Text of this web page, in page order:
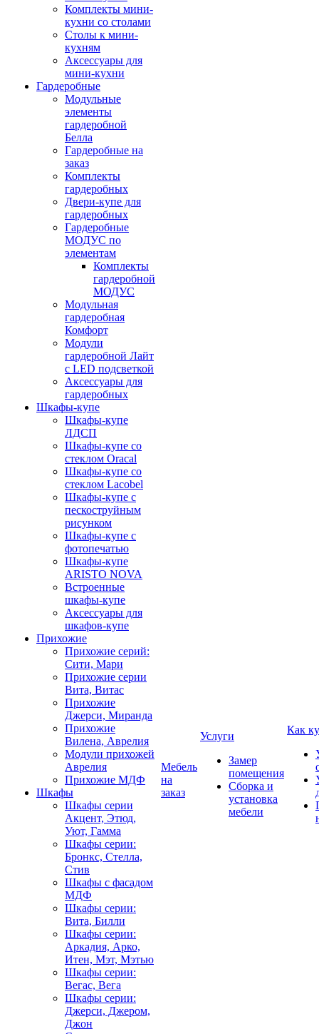
Комплекты мини-
кухни со столами
Столы к мини-
кухням
Аксессуары для
мини-кухни
Гардеробные
Модульные
элементы
гардеробной
Белла
Гардеробные на
заказ
Комплекты
гардеробных
Двери-купе для
гардеробных
Гардеробные
МОДУС по
элементам
Комплекты
гардеробной
МОДУС
Модульная
гардеробная
Комфорт
Модули
гардеробной Лайт
с LED подсветкой
Аксессуары для
гардеробных
Шкафы-купе
Шкафы-купе
ЛДСП
Шкафы-купе со
стеклом Oracal
Шкафы-купе со
стеклом Lacobel
Шкафы-купе с
пескоструйным
рисунком
Шкафы-купе с
фотопечатью
Шкафы-купе
ARISTO NOVA
Встроенные
шкафы-купе
Аксессуары для
шкафов-купе
Прихожие
Прихожие серий:
Сити, Мари
Прихожие серии
Вита, Витас
Прихожие
Джерси, Миранда
Прихожие
Вилена, Аврелия
Модули прихожей
Аврелия
Прихожие МДФ
Шкафы
Шкафы серии
Акцент, Этюд,
Уют, Гамма
Шкафы серии:
Бронкс, Стелла,
Стив
Шкафы с фасадом
МДФ
Шкафы серии:
Вита, Билли
Шкафы серии:
Аркадия, Арко,
Итен, Мэт, Мэтью
Шкафы серии:
Вегас, Вега
Шкафы серии:
Джерси, Джером,
Джон
Мебель
на
заказ
Услуги
Замер
помещения
Сборка и
установка
мебели
Как